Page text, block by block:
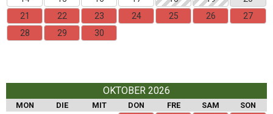
21
22 23 24 25 26
27
28
29 30
OKTOBER 2026
MON DIE MIT DON FRE SAM SON